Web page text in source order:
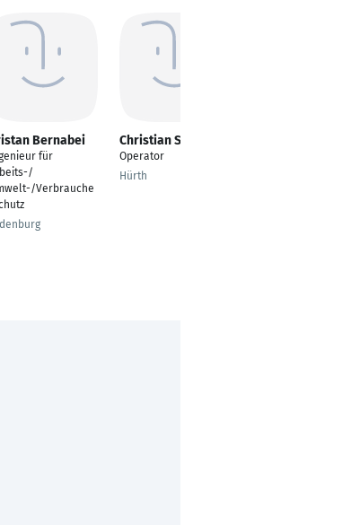
Bernabei
für
Verbrauche
Christian Schimon
Operator
Hürth